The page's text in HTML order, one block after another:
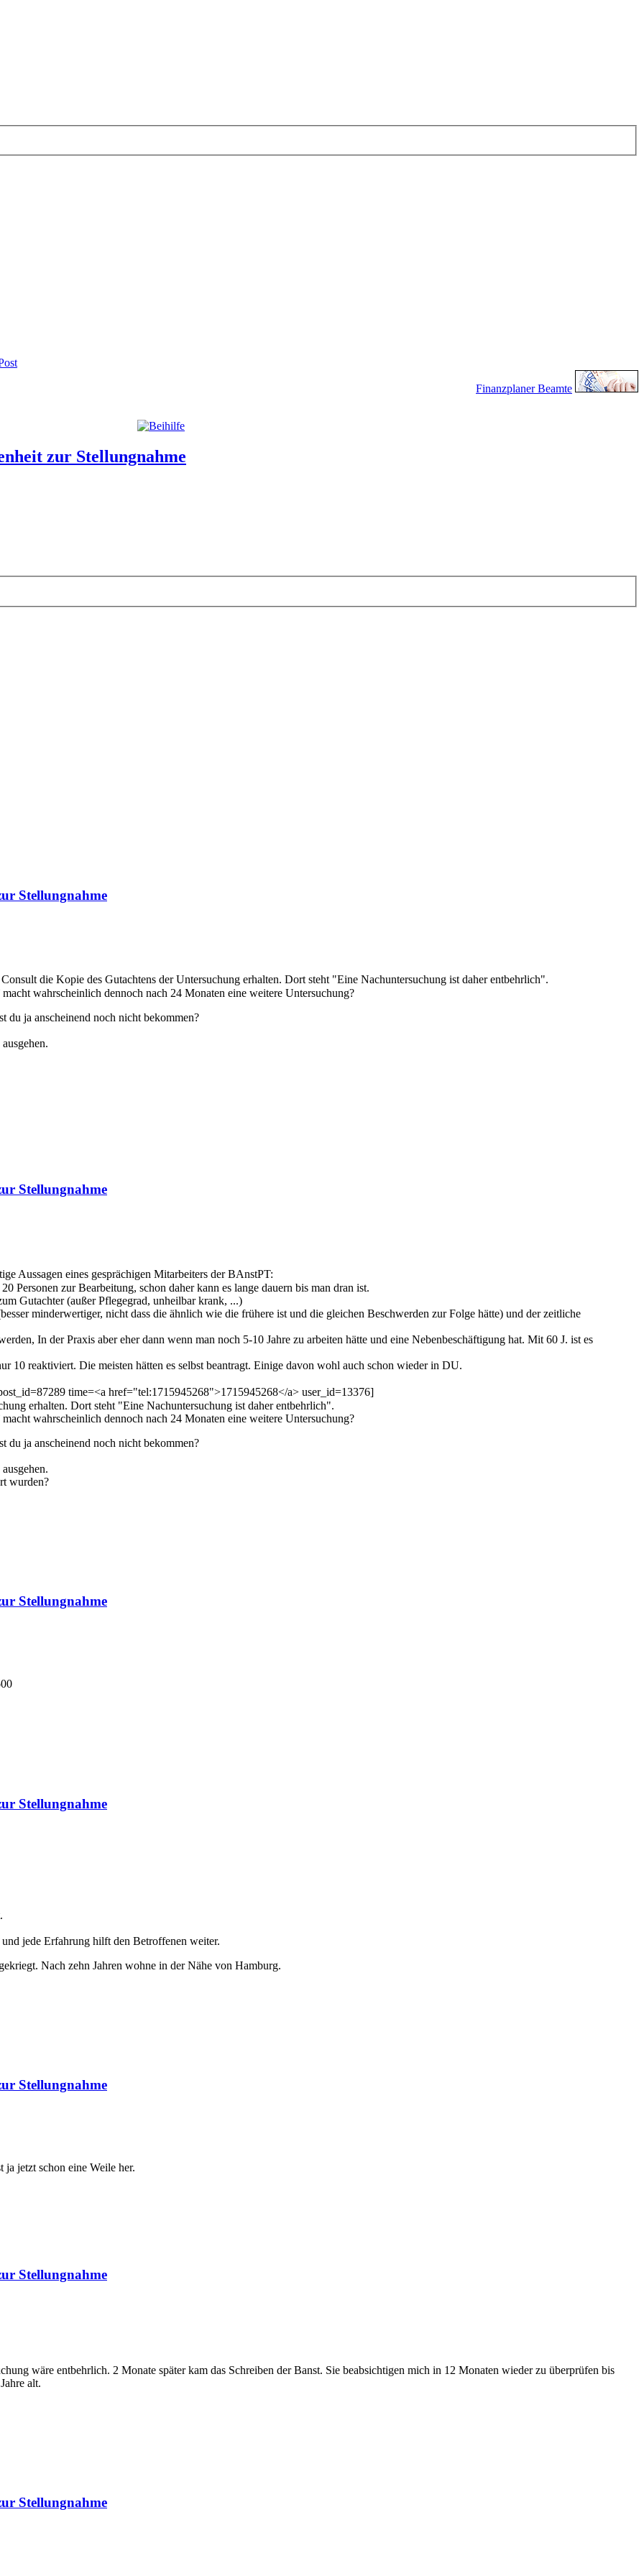
Finanzplaner Beamte
zur Stellungnahme
Stellungnahme
die Kopie des Gutachtens der Untersuchung erhalten. Dort steht "Eine Nachuntersuchung ist daher entbehrlich".
wahrscheinlich dennoch nach 24 Monaten eine weitere Untersuchung?
du ja anscheinend noch nicht bekommen?
Stellungnahme
Aussagen eines gesprächigen Mitarbeiters der BAnstPT:
Personen zur Bearbeitung, schon daher kann es lange dauern bis man dran ist.
Gutachter (außer Pflegegrad, unheilbar krank, ...)
minderwertiger, nicht dass die ähnlich wie die frühere ist und die gleichen Beschwerden zur Folge hätte) und der zeitliche
In der Praxis aber eher dann wenn man noch 5-10 Jahre zu arbeiten hätte und eine Nebenbeschäftigung hat. Mit 60 J. ist es
10 reaktiviert. Die meisten hätten es selbst beantragt. Einige davon wohl auch schon wieder in DU.
time=<a href="tel:1715945268">1715945268</a> user_id=13376]
erhalten. Dort steht "Eine Nachuntersuchung ist daher entbehrlich".
wahrscheinlich dennoch nach 24 Monaten eine weitere Untersuchung?
du ja anscheinend noch nicht bekommen?
wurden?
Stellungnahme
Stellungnahme
jede Erfahrung hilft den Betroffenen weiter.
Nach zehn Jahren wohne in der Nähe von Hamburg.
Stellungnahme
jetzt schon eine Weile her.
Stellungnahme
wäre entbehrlich. 2 Monate später kam das Schreiben der Banst. Sie beabsichtigen mich in 12 Monaten wieder zu überprüfen bis
alt.
Stellungnahme